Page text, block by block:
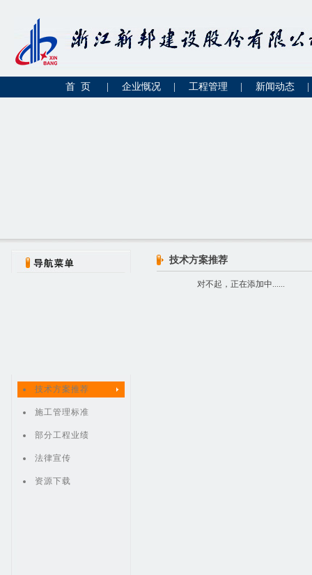
首 页 企业慨况 工程管理 新闻动态
技术方案推荐
施工管理标准
部分工程业绩
法律宣传
资源下载
技术方案推荐
对不起，正在添加中......